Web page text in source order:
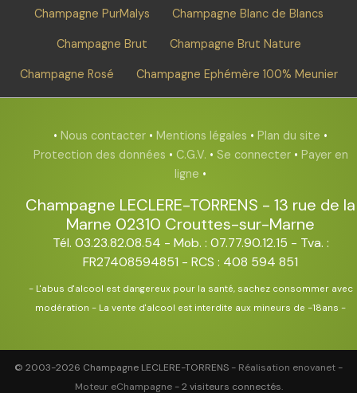
Champagne PurMalys Champagne Blanc de Blancs
Champagne Brut Champagne Brut Nature
Champagne Rosé Champagne Ephémère 100% Meunier
• Nous contacter • Mentions légales • Plan du site •
Protection des données • C.G.V. • Se connecter • Payer en
ligne •
Champagne LECLERE-TORRENS - 13 rue de la
Marne 02310 Crouttes-sur-Marne
Tél. 03.23.82.08.54 - Mob. : 07.77.90.12.15 - Tva. :
FR27408594851 - RCS : 408 594 851
- L'abus d'alcool est dangereux pour la santé, sachez consommer avec
modération - La vente d'alcool est interdite aux mineurs de -18ans -
© 2003-2026 Champagne LECLERE-TORRENS - Réalisation enovanet -
Moteur eChampagne- 2 visiteurs connectés.